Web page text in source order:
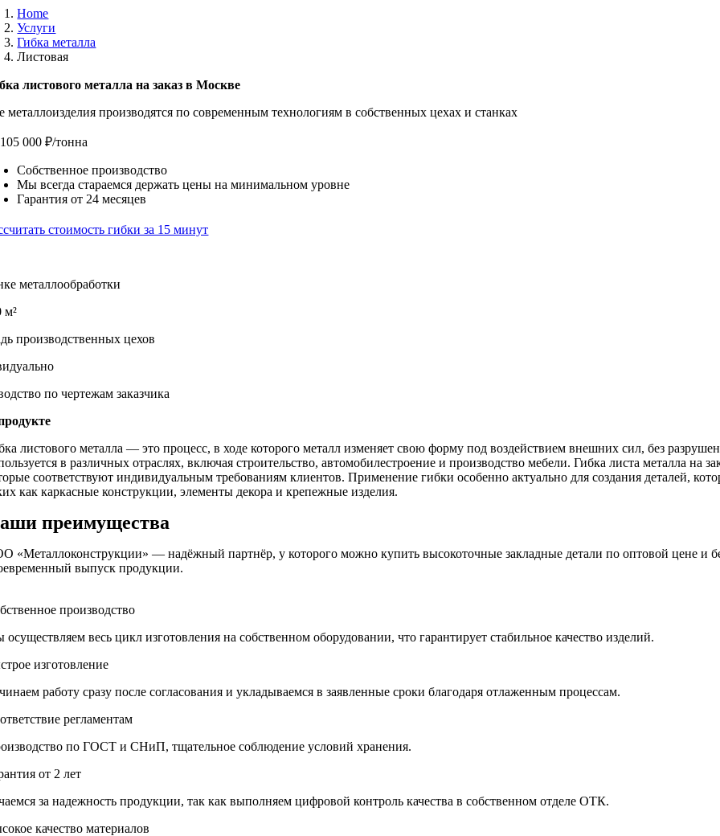
Home
Услуги
Гибка металла
Листовая
листового металла на заказ в Москве
металлоизделия производятся по современным технологиям в собственных цехах и станках
000 ₽/тонна
Собственное производство
Мы всегда стараемся держать цены на минимальном уровне
Гарантия от 24 месяцев
стоимость гибки за 15 минут
металлообработки
м²
производственных цехов
по чертежам заказчика
листового металла — это процесс, в ходе которого металл изменяет свою форму под воздействием внешних сил, без
в различных отраслях, включая строительство, автомобилестроение и производство мебели. Гибка листа металла на
соответствуют индивидуальным требованиям клиентов. Применение гибки особенно актуально для создания деталей,
как каркасные конструкции, элементы декора и крепежные изделия.
преимущества
«Металлоконструкции» — надёжный партнёр, у которого можно купить высокоточные закладные детали по оптовой цене и
выпуск продукции.
производство
весь цикл изготовления на собственном оборудовании, что гарантирует стабильное качество изделий.
изготовление
работу сразу после согласования и укладываемся в заявленные сроки благодаря отлаженным процессам.
регламентам
по ГОСТ и СНиП, тщательное соблюдение условий хранения.
от 2 лет
за надежность продукции, так как выполняем цифровой контроль качества в собственном отделе ОТК.
качество материалов